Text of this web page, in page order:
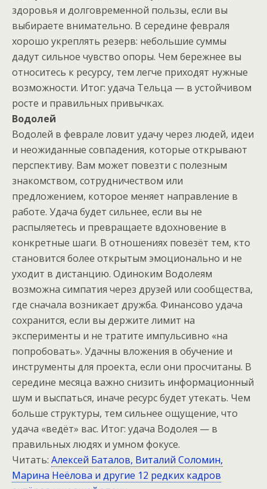
здоровья и долговременной пользы, если вы
выбираете внимательно. В середине февраля
хорошо укреплять резерв: небольшие суммы
дадут сильное чувство опоры. Чем бережнее вы
относитесь к ресурсу, тем легче приходят нужные
возможности. Итог: удача Тельца — в устойчивом
росте и правильных привычках.
Водолей
Водолей в феврале ловит удачу через людей, идеи
и неожиданные совпадения, которые открывают
перспективу. Вам может повезти с полезным
знакомством, сотрудничеством или
предложением, которое меняет направление в
работе. Удача будет сильнее, если вы не
распыляетесь и превращаете вдохновение в
конкретные шаги. В отношениях повезёт тем, кто
становится более открытым эмоционально и не
уходит в дистанцию. Одиноким Водолеям
возможна симпатия через друзей или сообщества,
где сначала возникает дружба. Финансово удача
сохранится, если вы держите лимит на
эксперименты и не тратите импульсивно «на
попробовать». Удачны вложения в обучение и
инструменты для проекта, если они просчитаны. В
середине месяца важно снизить информационный
шум и выспаться, иначе ресурс будет утекать. Чем
больше структуры, тем сильнее ощущение, что
удача «ведёт» вас. Итог: удача Водолея — в
правильных людях и умном фокусе.
Читать: Алексей Баталов, Виталий Соломин,
Марина Неёлова и другие 12 редких кадров